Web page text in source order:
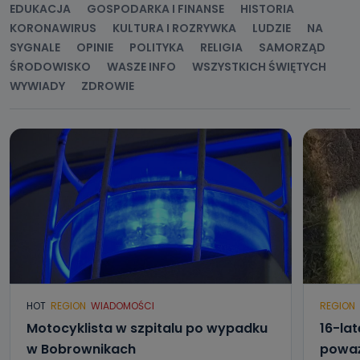
EDUKACJA
GOSPODARKA I FINANSE
HISTORIA
KORONAWIRUS
KULTURA I ROZRYWKA LUDZIE
NA
SYGNALE
OPINIE POLITYKA RELIGIA
SAMORZĄD
ŚRODOWISKO
WASZE INFO
WSZYSTKICH ŚWIĘTYCH
WYWIADY
ZDROWIE
HOT REGION WIADOMOŚCI
Motocyklista w szpitalu po wypadku
w Bobrownikach
REGION
16-